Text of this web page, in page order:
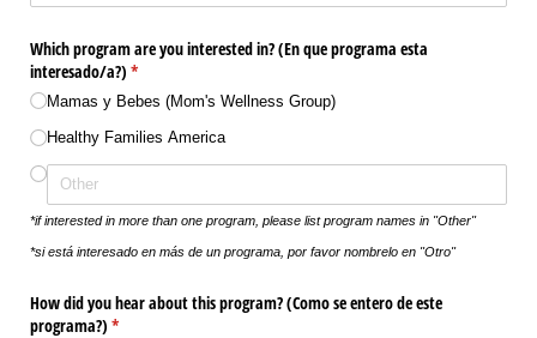
Which program are you interested in? (En que programa esta
interesado/​a?) *
(required)
Mamas y Bebes (Mom's Wellness Group)
Healthy Families America
*if interested in more than one program, please list program names in "Other"
*si está interesado en más de un programa, por favor nombrelo en "Otro"
How did you hear about this program? (Como se entero de este
programa?) *
(required)